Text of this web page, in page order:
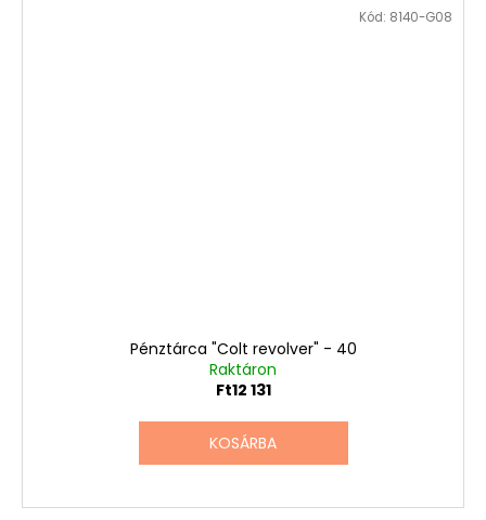
Pénztárca "Colt revolver" - 40
Raktáron
Ft12 131
KOSÁRBA
Kód: 8140-G08